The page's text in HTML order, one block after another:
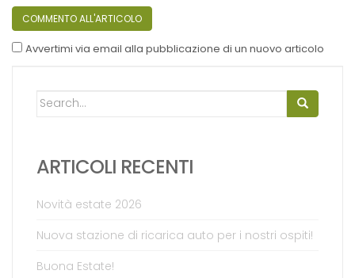
Avvertimi via email alla pubblicazione di un nuovo articolo
Search for:
ARTICOLI RECENTI
Novità estate 2026
Nuova stazione di ricarica auto per i nostri ospiti!
Buona Estate!